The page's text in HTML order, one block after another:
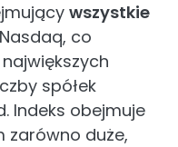
wszystkie
co
spółek
Indeks obejmuje
zarówno duże,